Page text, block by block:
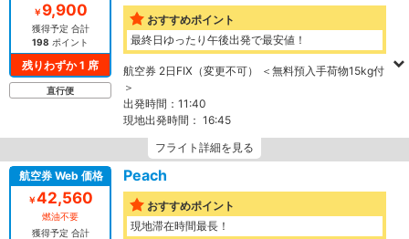
￥9,900
獲得予定 合計
198 ポイント
残りわずか 1 席
直行便
おすすめポイント
最終日ゆったり午後出発で最安値！
航空券 2日FIX（変更不可） ＜無料預入手荷物15kg付
＞
出発時間： 11:40
現地出発時間： 16:45
フライト詳細を見る
航空券 Web 価格
￥42,560
燃油不要
獲得予定 合計
Peach
おすすめポイント
現地滞在時間最長！